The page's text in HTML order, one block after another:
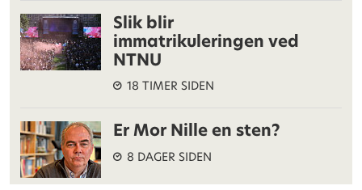
Slik blir
immatrikuleringen ved
NTNU
18 TIMER SIDEN
Er Mor Nille en sten?
8 DAGER SIDEN